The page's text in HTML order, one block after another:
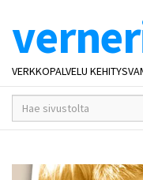
VERKKOPALVELU
hakusana(t)
*